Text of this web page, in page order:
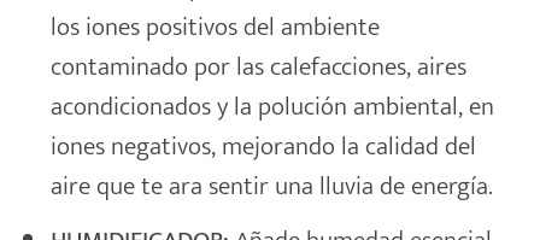
los iones positivos del ambiente
contaminado por las calefacciones, aires
acondicionados y la polución ambiental, en
iones negativos, mejorando la calidad del
aire que te ara sentir una lluvia de energía.